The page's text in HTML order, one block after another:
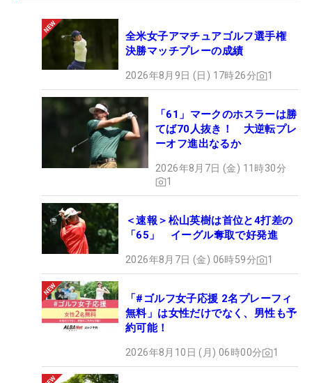
全米女子アマチュアゴルフ選手権
決勝マッチプレーの成績
2026年8月9日 (日) 17時26分 1
「61」マークのホスラーは勝
てば70人抜き！ 大逆転プレ
ーオフ進出なるか
2026年8月7日 (金) 11時30分
1
＜速報＞松山英樹は首位と4打差の
「65」 イーグル奪取で好発進
2026年8月7日 (金) 06時59分 1
「#ゴルフ女子応援 2名プレーフィ
無料」は女性だけでなく、男性も予
約可能！
2026年8月10日 (月) 06時00分 1